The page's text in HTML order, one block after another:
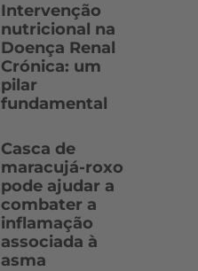
Intervenção
nutricional na
Doença Renal
Crónica: um
pilar
fundamental
Casca de
maracujá-roxo
pode ajudar a
combater a
inflamação
associada à
asma